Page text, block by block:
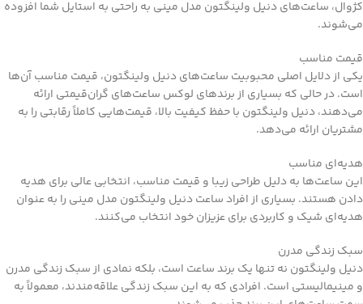
کژوال، ساعت‌های دنیل ولینگتون مدل مینی به راحتی به استایل شما افزوده
می‌شوند.
قیمت مناسب
یکی از دلایل اصلی محبوبیت ساعت‌های دنیل ولینگتون، قیمت مناسب آن‌ها
است. در حالی که بسیاری از برندهای لوکس ساعت‌های گران‌قیمتی ارائه
می‌دهند، دنیل ولینگتون با حفظ کیفیت بالا، قیمت‌هایی کاملاً رقابتی را به
مشتریان ارائه می‌دهد.
هدیه‌ای مناسب
این ساعت‌ها به دلیل طراحی زیبا و قیمت مناسب، انتخابی عالی برای هدیه
دادن هستند. بسیاری از افراد ساعت دنیل ولینگتون مدل مینی را به عنوان
هدیه‌ای شیک و کاربردی برای عزیزان خود انتخاب می‌کنند.
سبک زندگی مدرن
دنیل ولینگتون نه تنها یک برند ساعت است، بلکه نمادی از سبک زندگی مدرن
و مینیمالیستی است. افرادی که به این سبک زندگی علاقه‌مندند، معمولاً به